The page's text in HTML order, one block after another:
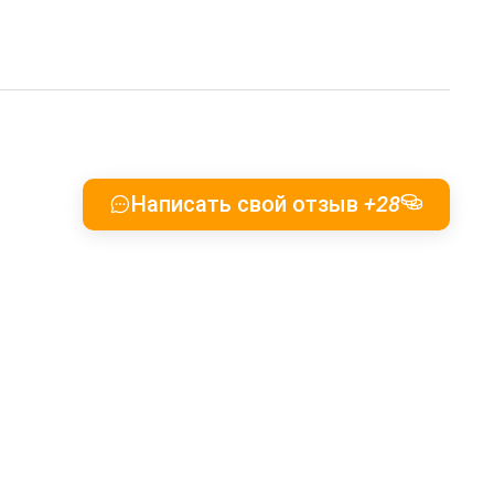
Написать свой отзыв +28